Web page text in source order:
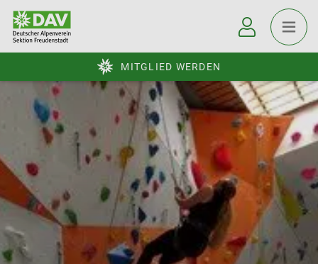
MITGLIED WERDEN